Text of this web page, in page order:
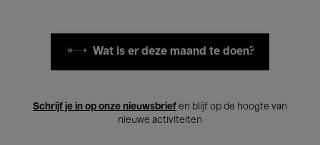
Wat is er deze maand te doen?
Schrijf je in op onze nieuwsbrief en blijf op de hoogte van
nieuwe activiteiten